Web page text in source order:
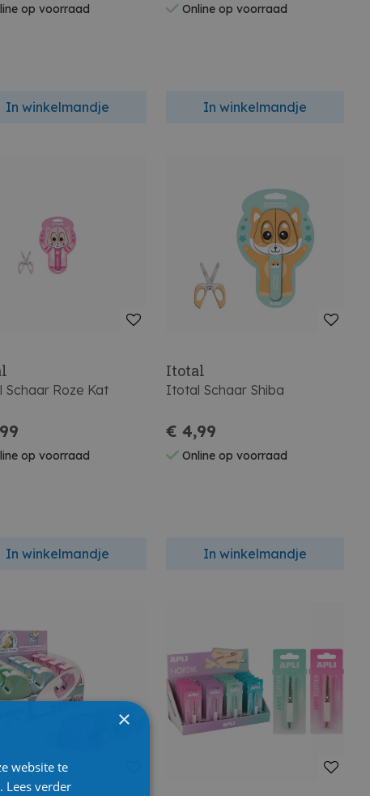
op voorraad
In winkelmandje
Online op voorraad
In winkelmandje
Roze Kat
op voorraad
In winkelmandje
Itotal
Itotal Schaar Shiba
€ 4,99
Online op voorraad
In winkelmandje
×
website te
Lees verder